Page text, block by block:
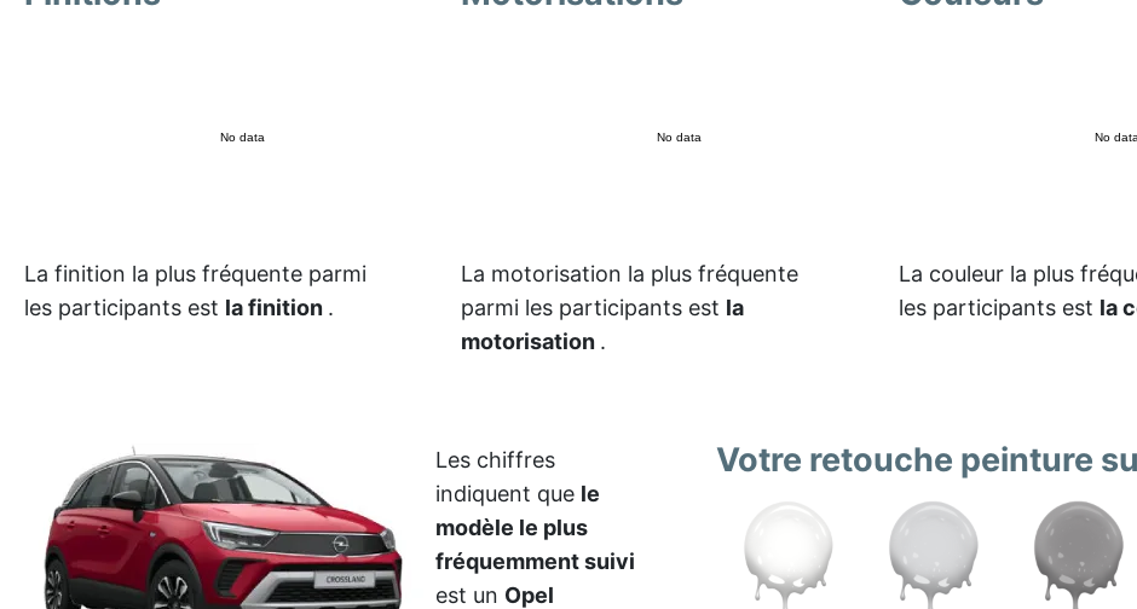
No data
La finition la plus fréquente parmi
les participants est la finition .
No data
La motorisation la plus fréquente
parmi les participants est la
motorisation .
No data
La couleur la plus
les participants est la
Les chiffres
indiquent que le
modèle le plus
fréquemment suivi
est un Opel
Votre retouche peinture